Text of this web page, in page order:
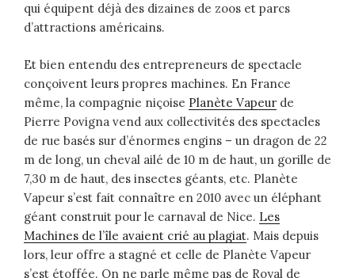
qui équipent déjà des dizaines de zoos et parcs
d’attractions américains.
Et bien entendu des entrepreneurs de spectacle
conçoivent leurs propres machines. En France
même, la compagnie niçoise Planète Vapeur de
Pierre Povigna vend aux collectivités des spectacles
de rue basés sur d’énormes engins – un dragon de 22
m de long, un cheval ailé de 10 m de haut, un gorille de
7,30 m de haut, des insectes géants, etc. Planète
Vapeur s’est fait connaître en 2010 avec un éléphant
géant construit pour le carnaval de Nice. Les
Machines de l’île avaient crié au plagiat. Mais depuis
lors, leur offre a stagné et celle de Planète Vapeur
s’est étoffée. On ne parle même pas de Royal de